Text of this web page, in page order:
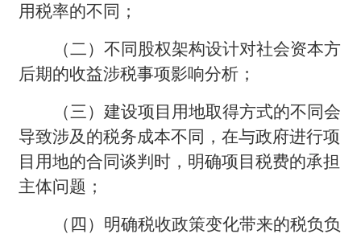
用税率的不同；
（二）不同股权架构设计对社会资本方
后期的收益涉税事项影响分析；
（三）建设项目用地取得方式的不同会
导致涉及的税务成本不同，在与政府进行项
目用地的合同谈判时，明确项目税费的承担
主体问题；
（四）明确税收政策变化带来的税负负